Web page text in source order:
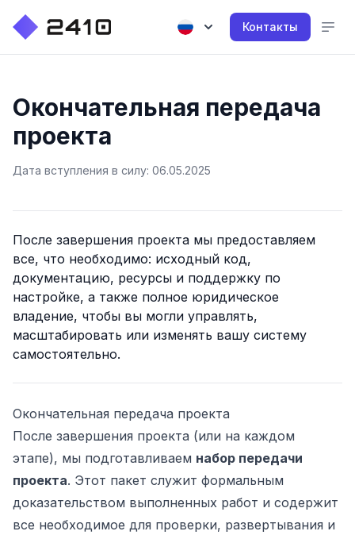
Контакты
Окончательная передача
проекта
Дата вступления в силу: 06.05.2025
После завершения проекта мы предоставляем
все, что необходимо: исходный код,
документацию, ресурсы и поддержку по
настройке, а также полное юридическое
владение, чтобы вы могли управлять,
масштабировать или изменять вашу систему
самостоятельно.
Окончательная передача проекта
После завершения проекта (или на каждом
этапе), мы подготавливаем набор передачи
проекта. Этот пакет служит формальным
доказательством выполненных работ и содержит
все необходимое для проверки, развертывания и